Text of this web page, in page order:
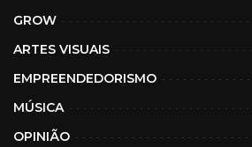
GROW
ARTES VISUAIS
EMPREENDEDORISMO
MÚSICA
OPINIÃO